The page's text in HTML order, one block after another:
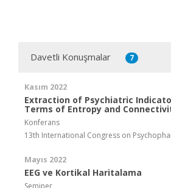
Davetli Konuşmalar 7
Kasım 2022
Extraction of Psychiatric
Terms of Entropy and
Konferans
13th International Congress on
Mayıs 2022
EEG ve Kortikal Haritalama
Seminer